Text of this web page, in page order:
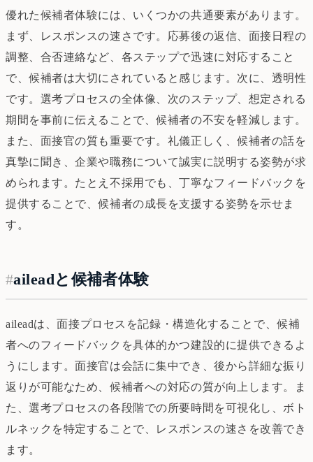
優れた候補者体験には、いくつかの共通要素があります。
まず、レスポンスの速さです。応募後の返信、面接日程の
調整、合否連絡など、各ステップで迅速に対応すること
で、候補者は大切にされていると感じます。次に、透明性
です。選考プロセスの全体像、次のステップ、想定される
期間を事前に伝えることで、候補者の不安を軽減します。
また、面接官の質も重要です。礼儀正しく、候補者の話を
真摯に聞き、企業や職務について誠実に説明する姿勢が求
められます。たとえ不採用でも、丁寧なフィードバックを
提供することで、候補者の成長を支援する姿勢を示せま
す。
#aileadと候補者体験
aileadは、面接プロセスを記録・構造化することで、候補
者へのフィードバックを具体的かつ建設的に提供できるよ
うにします。面接官は会話に集中でき、後から詳細な振り
返りが可能なため、候補者への対応の質が向上します。ま
た、選考プロセスの各段階での所要時間を可視化し、ボト
ルネックを特定することで、レスポンスの速さを改善でき
ます。